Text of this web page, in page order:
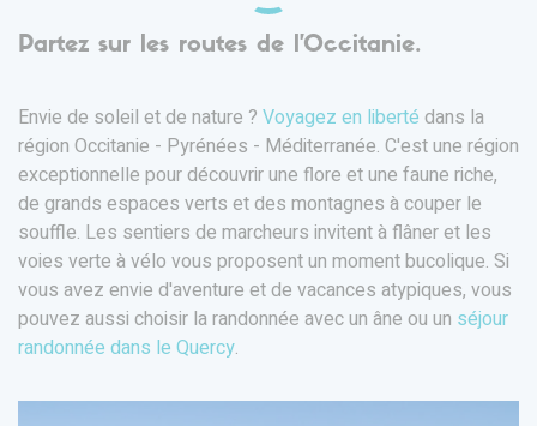
Partez sur les routes de l'Occitanie.
Envie de soleil et de nature ? Voyagez en liberté dans la
région Occitanie - Pyrénées - Méditerranée. C'est une région
exceptionnelle pour découvrir une flore et une faune riche,
de grands espaces verts et des montagnes à couper le
souffle. Les sentiers de marcheurs invitent à flâner et les
voies verte à vélo vous proposent un moment bucolique. Si
vous avez envie d'aventure et de vacances atypiques, vous
pouvez aussi choisir la randonnée avec un âne ou un séjour
randonnée dans le Quercy.